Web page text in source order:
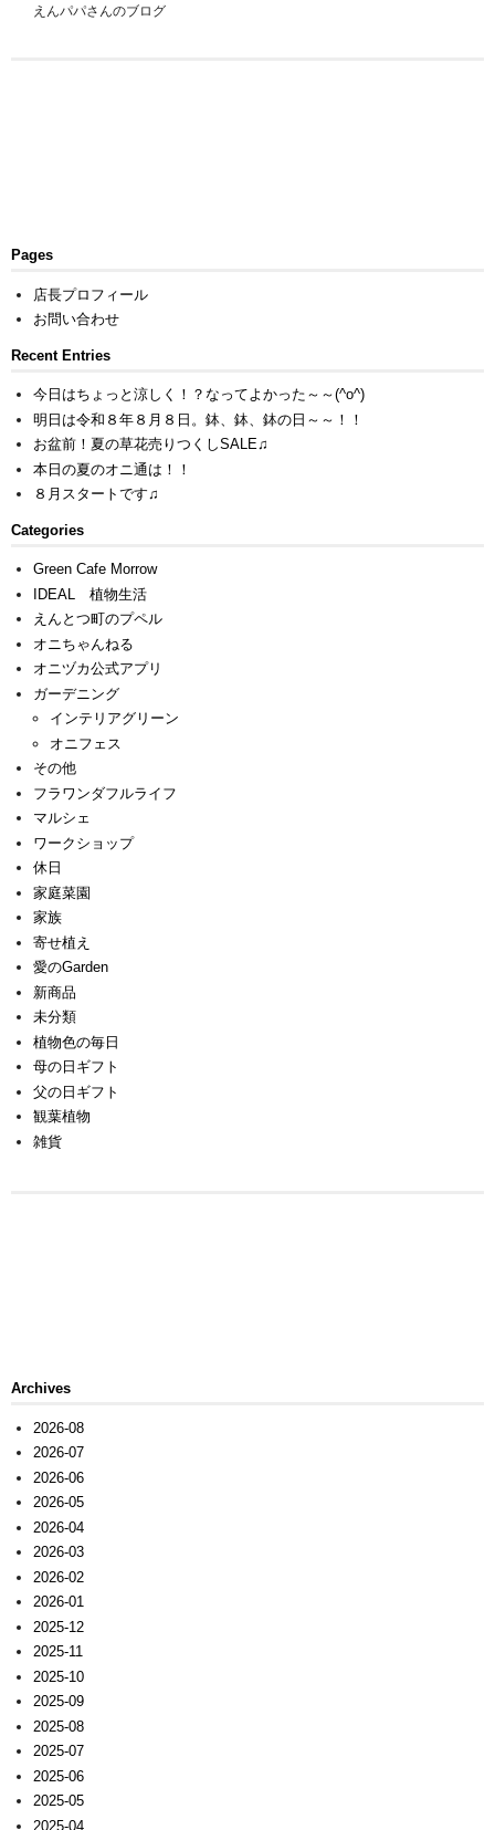
えんパパさんのブログ
Pages
店長プロフィール
お問い合わせ
Recent Entries
今日はちょっと涼しく！？なってよかった～～(^o^)
明日は令和８年８月８日。鉢、鉢、鉢の日～～！！
お盆前！夏の草花売りつくしSALE♫
本日の夏のオニ通は！！
８月スタートです♫
Categories
Green Cafe Morrow
IDEAL 植物生活
えんとつ町のプペル
オニちゃんねる
オニヅカ公式アプリ
ガーデニング
インテリアグリーン
オニフェス
その他
フラワンダフルライフ
マルシェ
ワークショップ
休日
家庭菜園
家族
寄せ植え
愛のGarden
新商品
未分類
植物色の毎日
母の日ギフト
父の日ギフト
観葉植物
雑貨
Archives
2026-08
2026-07
2026-06
2026-05
2026-04
2026-03
2026-02
2026-01
2025-12
2025-11
2025-10
2025-09
2025-08
2025-07
2025-06
2025-05
2025-04